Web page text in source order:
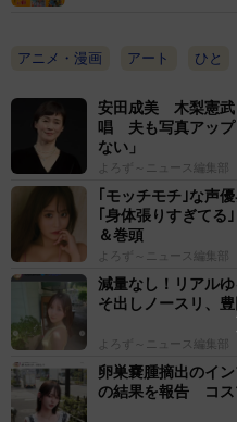
で。
アニメ・漫画 アート ひと
安田成美 木梨憲武
唱 夫も写真アッ
ない」
よろず～ニュース編集部
｢モッチモチ｣な声
｢身体張りすぎて
＆巻頭
よろず～ニュース編集部
減量なし！リアル
そ出しノースリ、
よろず～ニュース編集部
卵巣嚢腫摘出のイ
の結果を報告 コス